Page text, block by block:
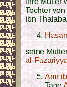
Ihre Mutter
Tochter
ibn
seine
al-
Amr
Tage